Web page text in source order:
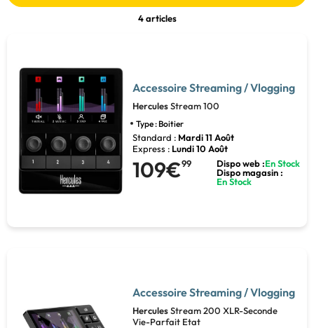
4 articles
Accessoire Streaming / Vlogging
HerculesStream 100
Type : Boitier
Standard : Mardi 11 Août
Express : Lundi 10 Août
109€99 Dispo web :En Stock
Dispo magasin :
En Stock
Accessoire Streaming / Vlogging
HerculesStream 200 XLR-Seconde
Vie-Parfait Etat